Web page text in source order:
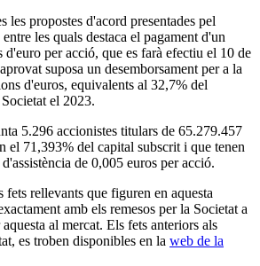
les propostes d'acord presentades pel
les quals destaca el pagament d'un
per acció, que es farà efectiu el 10 de
suposa un desemborsament per a la
d'euros, equivalents al 32,7% del
el 2023.
5.296 accionistes titulars de 65.279.457
el 71,393% del capital subscrit i que tenen
de 0,005 euros per acció.
fets rellevants que figuren en aquesta
amb els remesos per la Societat a
al mercat. Els fets anteriors als
es troben disponibles en la web de la